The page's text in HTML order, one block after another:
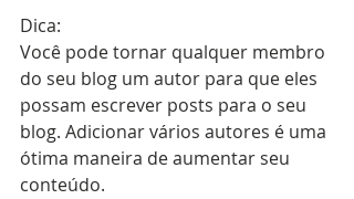
Dica:
Você pode tornar qualquer membro
do seu blog um autor para que eles
possam escrever posts para o seu
blog. Adicionar vários autores é uma
ótima maneira de aumentar seu
conteúdo.